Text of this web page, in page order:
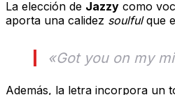
La elección de Jazzy como
aporta una calidez soulfulque
«Got you on my
Además, la letra incorpora un